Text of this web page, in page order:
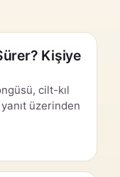
Kişiye
cilt-kıl
üzerinden